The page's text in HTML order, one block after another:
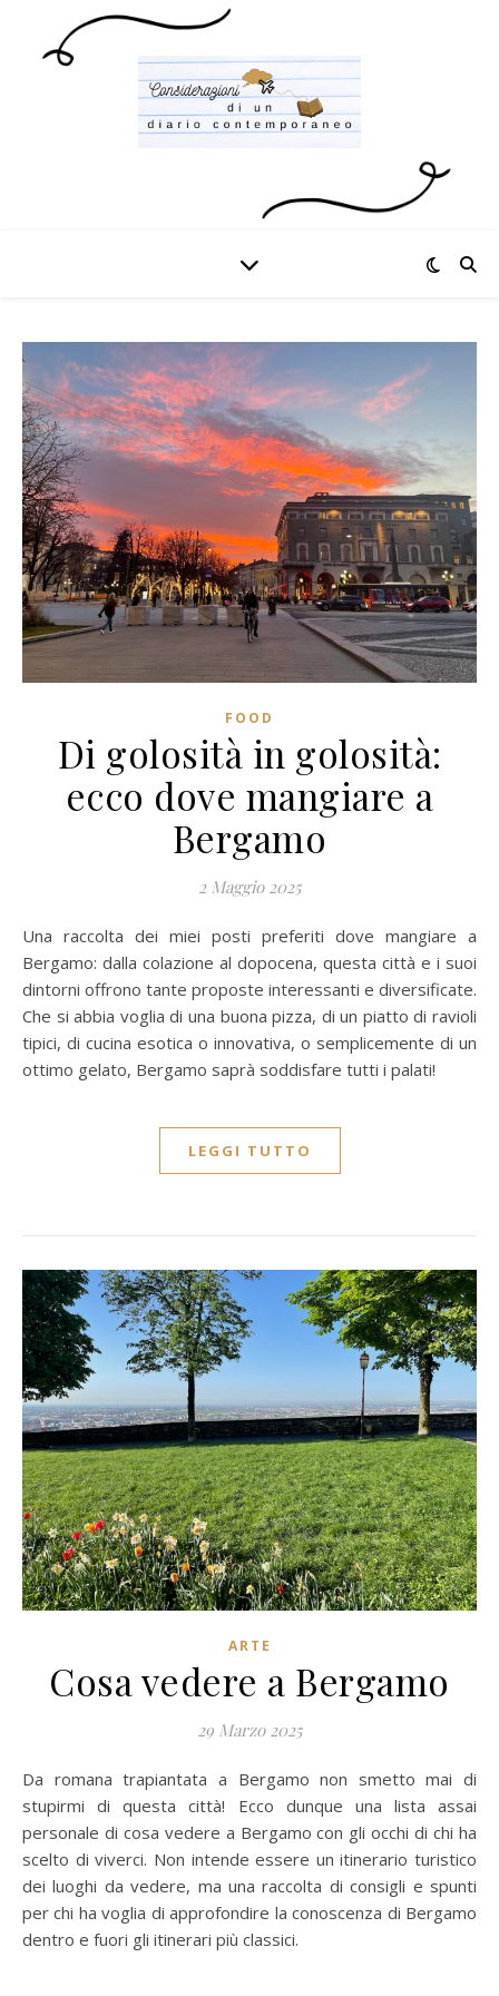
FOOD
Di golosità in golosità:
ecco dove mangiare a
Bergamo
2 Maggio 2025
Una raccolta dei miei posti preferiti dove mangiare a
Bergamo: dalla colazione al dopocena, questa città e i suoi
dintorni offrono tante proposte interessanti e diversificate.
Che si abbia voglia di una buona pizza, di un piatto di ravioli
tipici, di cucina esotica o innovativa, o semplicemente di un
ottimo gelato, Bergamo saprà soddisfare tutti i palati!
LEGGI TUTTO
ARTE
Cosa vedere a Bergamo
29 Marzo 2025
Da romana trapiantata a Bergamo non smetto mai di
stupirmi di questa città! Ecco dunque una lista assai
personale di cosa vedere a Bergamo con gli occhi di chi ha
scelto di viverci. Non intende essere un itinerario turistico
dei luoghi da vedere, ma una raccolta di consigli e spunti
per chi ha voglia di approfondire la conoscenza di Bergamo
dentro e fuori gli itinerari più classici.